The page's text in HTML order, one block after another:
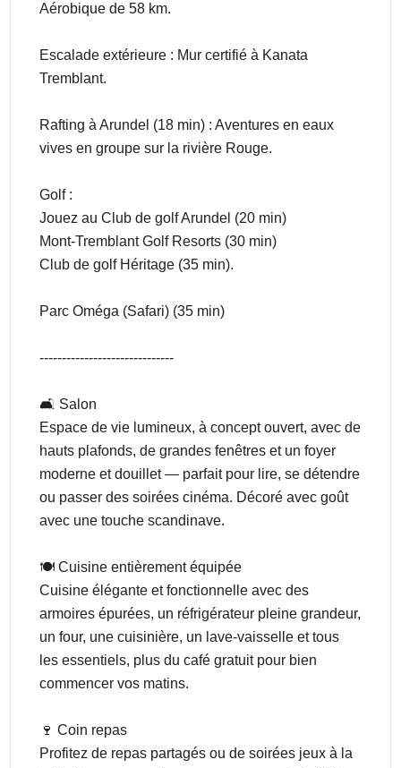
Aérobique de 58 km.
Escalade extérieure : Mur certifié à Kanata
Tremblant.
Rafting à Arundel (18 min) : Aventures en eaux
vives en groupe sur la rivière Rouge.
Golf :
Jouez au Club de golf Arundel (20 min)
Mont-Tremblant Golf Resorts (30 min)
Club de golf Héritage (35 min).
Parc Oméga (Safari) (35 min)
------------------------------
🛋️ Salon
Espace de vie lumineux, à concept ouvert, avec de
hauts plafonds, de grandes fenêtres et un foyer
moderne et douillet — parfait pour lire, se détendre
ou passer des soirées cinéma. Décoré avec goût
avec une touche scandinave.
🍽️ Cuisine entièrement équipée
Cuisine élégante et fonctionnelle avec des
armoires épurées, un réfrigérateur pleine grandeur,
un four, une cuisinière, un lave-vaisselle et tous
les essentiels, plus du café gratuit pour bien
commencer vos matins.
🍷 Coin repas
Profitez de repas partagés ou de soirées jeux à la